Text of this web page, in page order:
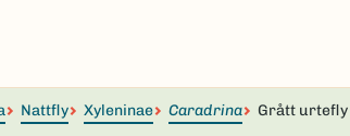
Nattfly Xyleninae Caradrina Grått urtefly